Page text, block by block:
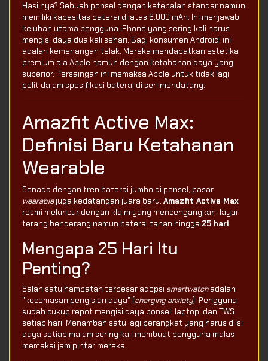
Hasilnya? Sebuah ponsel dengan ketebalan standar namun
memiliki kapasitas baterai di atas 6.000 mAh. Ini menjawab
keluhan utama pengguna iPhone yang sering kali harus
mengisi daya dua kali sehari. Bagi konsumen Android, ini
adalah kemenangan telak. Mereka mendapatkan estetika
premium ala Apple namun dengan ketahanan daya yang
superior. Persaingan ini memaksa Apple untuk tidak lagi
pelit dalam spesifikasi baterai di seri mendatang.
Amazfit Active Max:
Definisi Baru Ketahanan
Wearable
Senada dengan tren baterai jumbo di ponsel, pasar
wearablejuga kedatangan juara baru. Amazfit Active Max
resmi meluncur dengan klaim yang mencengangkan: layar
terang benderang namun baterai tahan hingga 25 hari.
Mengapa 25 Hari Itu
Penting?
Salah satu hambatan terbesar adopsi smartwatchadalah
"kecemasan pengisian daya" (charging anxiety). Pengguna
sudah cukup repot mengisi daya ponsel, laptop, dan TWS
setiap hari. Menambah satu lagi perangkat yang harus diisi
daya setiap malam sering kali membuat pengguna malas
memakai jam pintar mereka.